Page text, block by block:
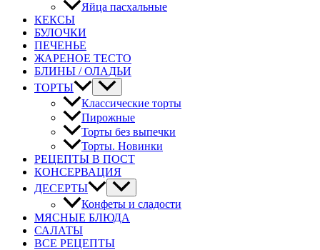
Яйца пасхальные
КЕКСЫ
БУЛОЧКИ
ПЕЧЕНЬЕ
ЖАРЕНОЕ ТЕСТО
БЛИНЫ / ОЛАДЬИ
ТОРТЫ
Классические торты
Пирожные
Торты без выпечки
Торты. Новинки
РЕЦЕПТЫ В ПОСТ
КОНСЕРВАЦИЯ
ДЕСЕРТЫ
Конфеты и сладости
МЯСНЫЕ БЛЮДА
САЛАТЫ
ВСЕ РЕЦЕПТЫ